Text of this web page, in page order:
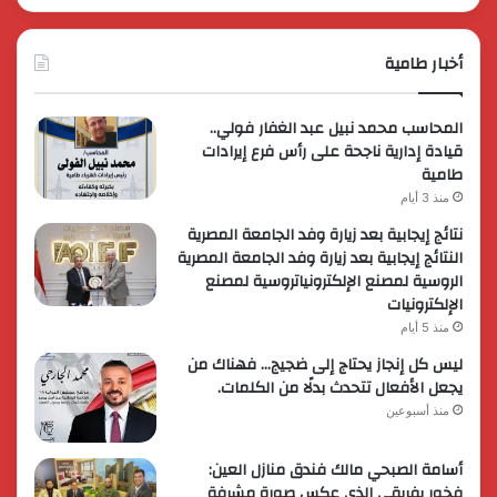
أخبار طامية
المحاسب محمد نبيل عبد الغفار فولي..
قيادة إدارية ناجحة على رأس فرع إيرادات
طامية
منذ 3 أيام
نتائج إيجابية بعد زيارة وفد الجامعة المصرية
النتائج إيجابية بعد زيارة وفد الجامعة المصرية
الروسية لمصنع الإلكترونياتروسية لمصنع
الإلكترونيات
منذ 5 أيام
ليس كل إنجاز يحتاج إلى ضجيج… فهناك من
يجعل الأفعال تتحدث بدلًا من الكلمات.
منذ أسبوعين
أسامة الصبحي مالك فندق منازل العين: